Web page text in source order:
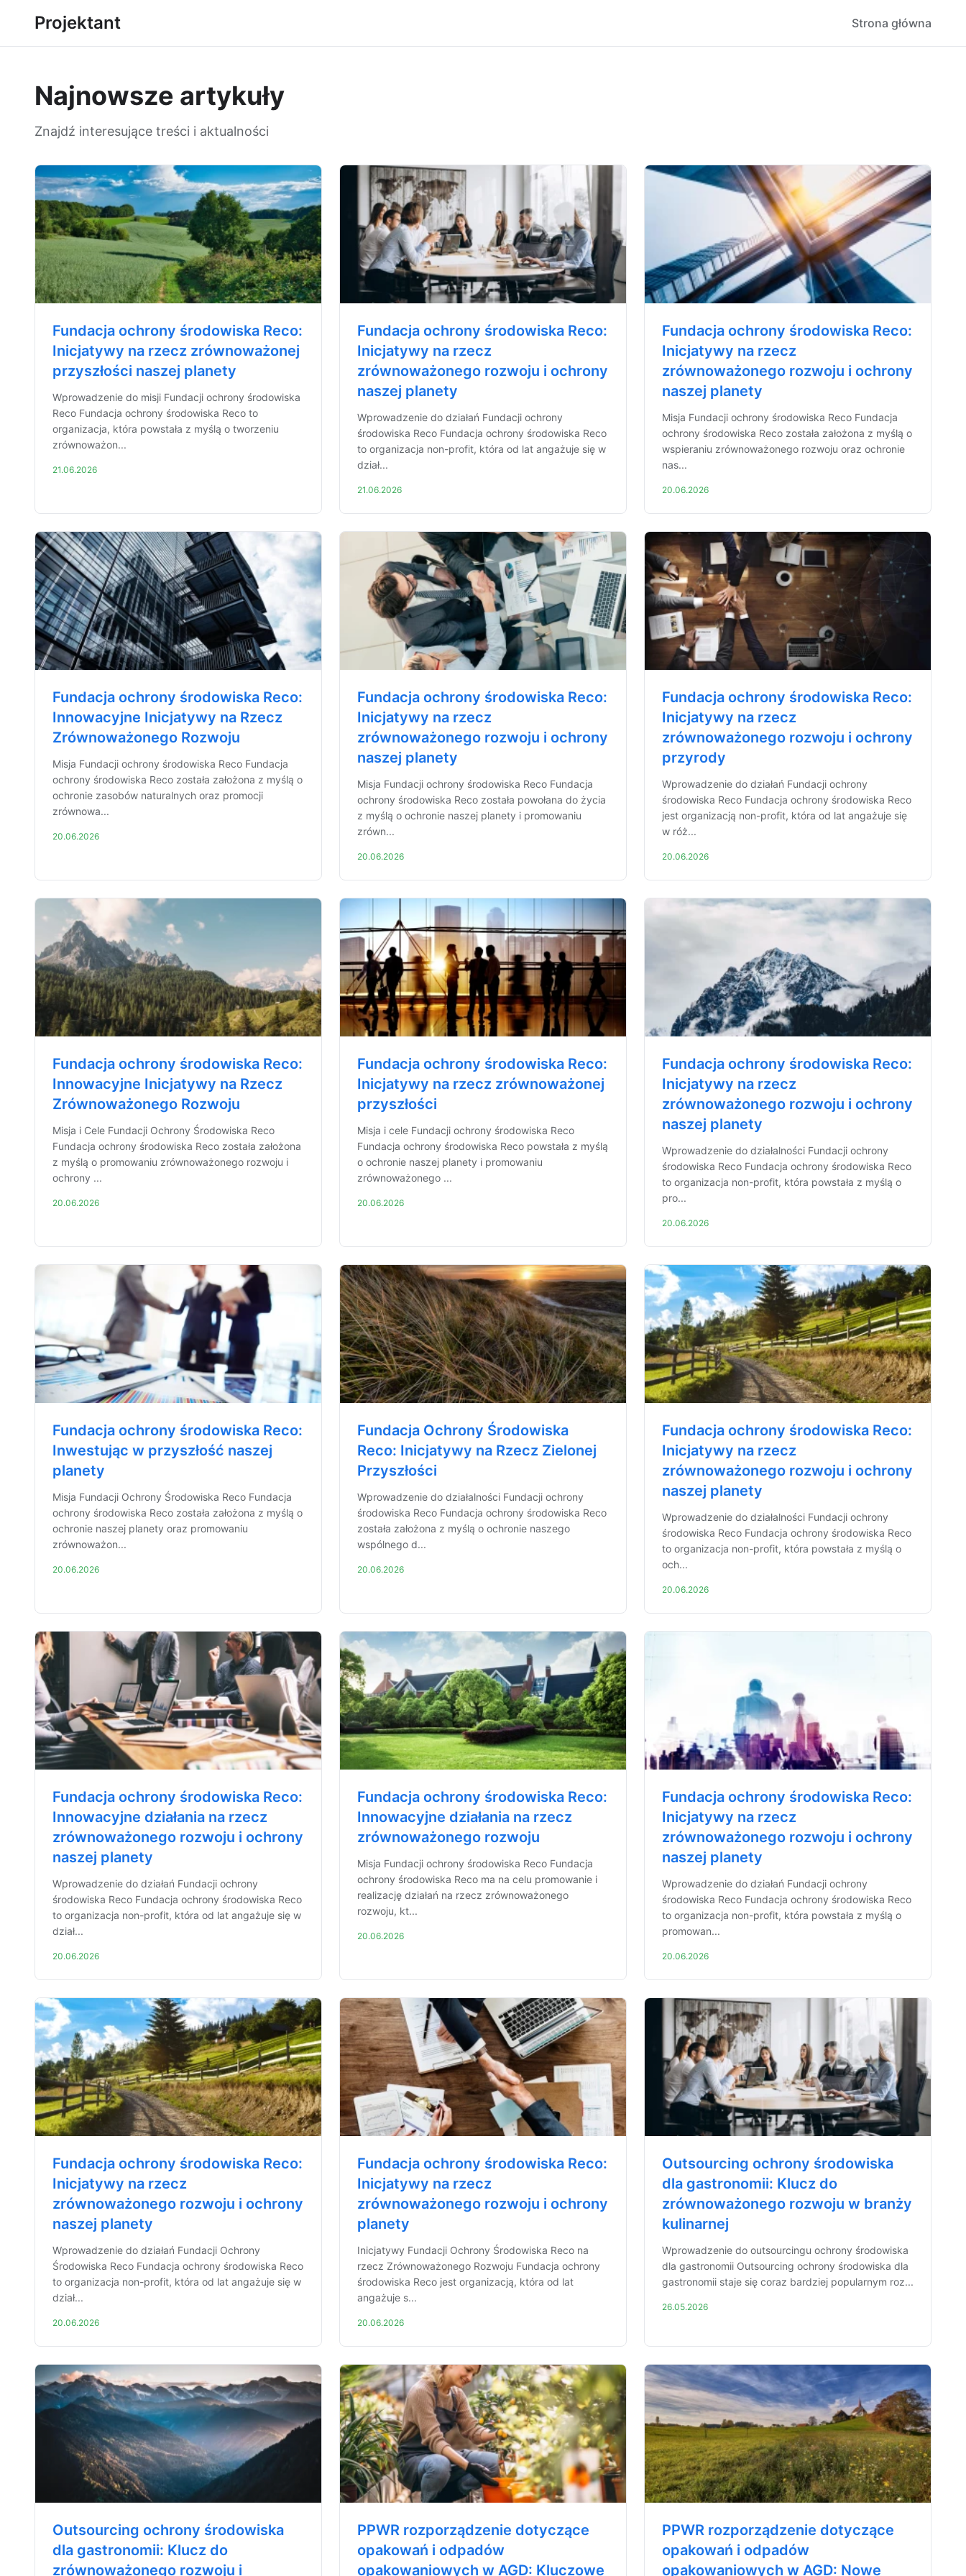
Projektant Strona główna
Najnowsze artykuły
Znajdź interesujące treści i aktualności
Fundacja ochrony środowiska Reco:
Inicjatywy na rzecz zrównoważonej
przyszłości naszej planety
Wprowadzenie do misji Fundacji ochrony środowiska
Reco Fundacja ochrony środowiska Reco to
organizacja, która powstała z myślą o tworzeniu
zrównoważon...
21.06.2026
Fundacja ochrony środowiska Reco:
Inicjatywy na rzecz
zrównoważonego rozwoju i ochrony
naszej planety
Wprowadzenie do działań Fundacji ochrony
środowiska Reco Fundacja ochrony środowiska Reco
to organizacja non-profit, która od lat angażuje się w
dział...
21.06.2026
Fundacja ochrony środowiska Reco:
Inicjatywy na rzecz
zrównoważonego rozwoju i ochrony
naszej planety
Misja Fundacji ochrony środowiska Reco Fundacja
ochrony środowiska Reco została założona z myślą o
wspieraniu zrównoważonego rozwoju oraz ochronie
nas...
20.06.2026
Fundacja ochrony środowiska Reco:
Innowacyjne Inicjatywy na Rzecz
Zrównoważonego Rozwoju
Misja Fundacji ochrony środowiska Reco Fundacja
ochrony środowiska Reco została założona z myślą o
ochronie zasobów naturalnych oraz promocji
zrównowa...
20.06.2026
Fundacja ochrony środowiska Reco:
Inicjatywy na rzecz
zrównoważonego rozwoju i ochrony
naszej planety
Misja Fundacji ochrony środowiska Reco Fundacja
ochrony środowiska Reco została powołana do życia
z myślą o ochronie naszej planety i promowaniu
zrówn...
20.06.2026
Fundacja ochrony środowiska Reco:
Inicjatywy na rzecz
zrównoważonego rozwoju i ochrony
przyrody
Wprowadzenie do działań Fundacji ochrony
środowiska Reco Fundacja ochrony środowiska Reco
jest organizacją non-profit, która od lat angażuje się
w róż...
20.06.2026
Fundacja ochrony środowiska Reco:
Innowacyjne Inicjatywy na Rzecz
Zrównoważonego Rozwoju
Misja i Cele Fundacji Ochrony Środowiska Reco
Fundacja ochrony środowiska Reco została założona
z myślą o promowaniu zrównoważonego rozwoju i
ochrony ...
20.06.2026
Fundacja ochrony środowiska Reco:
Inicjatywy na rzecz zrównoważonej
przyszłości
Misja i cele Fundacji ochrony środowiska Reco
Fundacja ochrony środowiska Reco powstała z myślą
o ochronie naszej planety i promowaniu
zrównoważonego ...
20.06.2026
Fundacja ochrony środowiska Reco:
Inicjatywy na rzecz
zrównoważonego rozwoju i ochrony
naszej planety
Wprowadzenie do działalności Fundacji ochrony
środowiska Reco Fundacja ochrony środowiska Reco
to organizacja non-profit, która powstała z myślą o
pro...
20.06.2026
Fundacja ochrony środowiska Reco:
Inwestując w przyszłość naszej
planety
Misja Fundacji Ochrony Środowiska Reco Fundacja
ochrony środowiska Reco została założona z myślą o
ochronie naszej planety oraz promowaniu
zrównoważon...
20.06.2026
Fundacja Ochrony Środowiska
Reco: Inicjatywy na Rzecz Zielonej
Przyszłości
Wprowadzenie do działalności Fundacji ochrony
środowiska Reco Fundacja ochrony środowiska Reco
została założona z myślą o ochronie naszego
wspólnego d...
20.06.2026
Fundacja ochrony środowiska Reco:
Inicjatywy na rzecz
zrównoważonego rozwoju i ochrony
naszej planety
Wprowadzenie do działalności Fundacji ochrony
środowiska Reco Fundacja ochrony środowiska Reco
to organizacja non-profit, która powstała z myślą o
och...
20.06.2026
Fundacja ochrony środowiska Reco:
Innowacyjne działania na rzecz
zrównoważonego rozwoju i ochrony
naszej planety
Wprowadzenie do działań Fundacji ochrony
środowiska Reco Fundacja ochrony środowiska Reco
to organizacja non-profit, która od lat angażuje się w
dział...
20.06.2026
Fundacja ochrony środowiska Reco:
Innowacyjne działania na rzecz
zrównoważonego rozwoju
Misja Fundacji ochrony środowiska Reco Fundacja
ochrony środowiska Reco ma na celu promowanie i
realizację działań na rzecz zrównoważonego
rozwoju, kt...
20.06.2026
Fundacja ochrony środowiska Reco:
Inicjatywy na rzecz
zrównoważonego rozwoju i ochrony
naszej planety
Wprowadzenie do działań Fundacji ochrony
środowiska Reco Fundacja ochrony środowiska Reco
to organizacja non-profit, która powstała z myślą o
promowan...
20.06.2026
Fundacja ochrony środowiska Reco:
Inicjatywy na rzecz
zrównoważonego rozwoju i ochrony
naszej planety
Wprowadzenie do działań Fundacji Ochrony
Środowiska Reco Fundacja ochrony środowiska Reco
to organizacja non-profit, która od lat angażuje się w
dział...
20.06.2026
Fundacja ochrony środowiska Reco:
Inicjatywy na rzecz
zrównoważonego rozwoju i ochrony
planety
Inicjatywy Fundacji Ochrony Środowiska Reco na
rzecz Zrównoważonego Rozwoju Fundacja ochrony
środowiska Reco jest organizacją, która od lat
angażuje s...
20.06.2026
Outsourcing ochrony środowiska
dla gastronomii: Klucz do
zrównoważonego rozwoju w branży
kulinarnej
Wprowadzenie do outsourcingu ochrony środowiska
dla gastronomii Outsourcing ochrony środowiska dla
gastronomii staje się coraz bardziej popularnym roz...
26.05.2026
Outsourcing ochrony środowiska
dla gastronomii: Klucz do
zrównoważonego rozwoju i
PPWR rozporządzenie dotyczące
opakowań i odpadów
opakowaniowych w AGD: Kluczowe
PPWR rozporządzenie dotyczące
opakowań i odpadów
opakowaniowych w AGD: Nowe